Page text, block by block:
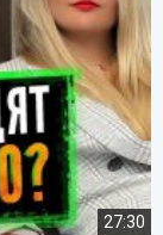
27:30